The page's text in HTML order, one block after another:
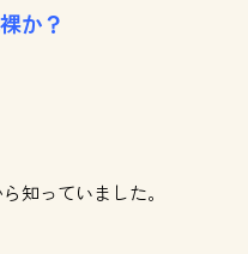
か？
知っていました。